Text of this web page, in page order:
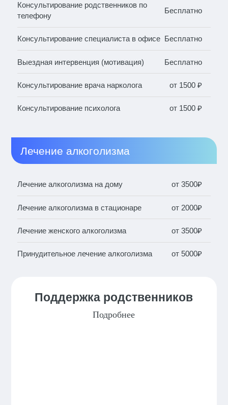
Консультирование родственников по
телефону
Бесплатно
Консультирование специалиста в офисе Бесплатно
Выездная интервенция (мотивация) Бесплатно
Консультирование врача нарколога от 1500 ₽
Консультирование психолога от 1500 ₽
Лечение алкоголизма
Лечение алкоголизма на дому от 3500₽
Лечение алкоголизма в стационаре от 2000₽
Лечение женского алкоголизма от 3500₽
Принудительное лечение алкоголизма от 5000₽
Поддержка родственников
Подробнее